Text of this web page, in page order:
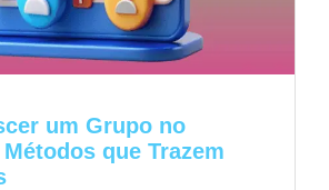
um Grupo no
que Trazem